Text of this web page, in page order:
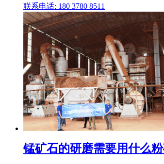
联系电话: 180 3780 8511
锰矿石的研磨需要用什么